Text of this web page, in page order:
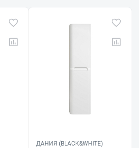
ДАНИЯ (BLACK&WHITE)